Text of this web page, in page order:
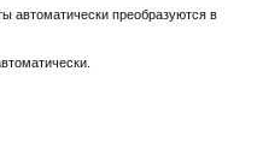
автоматически преобразуются в